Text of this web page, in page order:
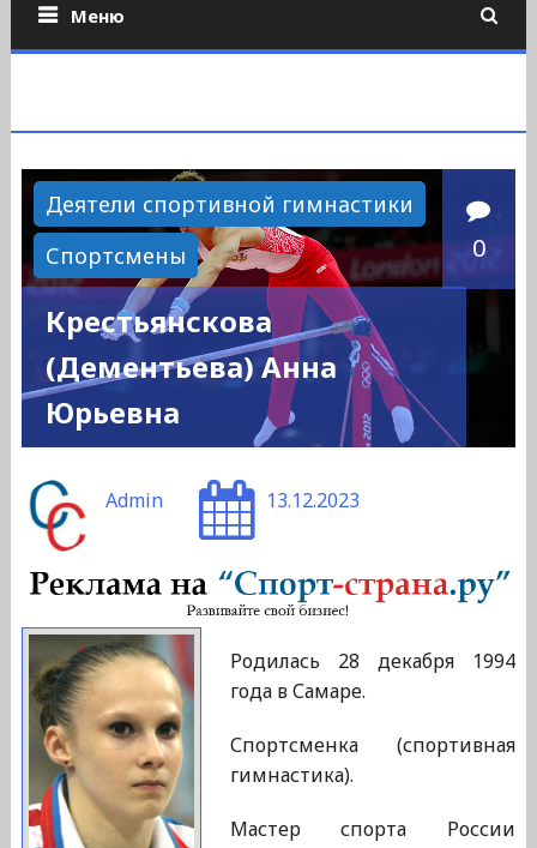
Меню
Деятели спортивной гимнастики
Спортсмены
0
Крестьянскова
(Дементьева) Анна
Юрьевна
Admin 13.12.2023
Родилась 28 декабря 1994
года в Самаре.
Спортсменка (спортивная
гимнастика).
Мастер спорта России